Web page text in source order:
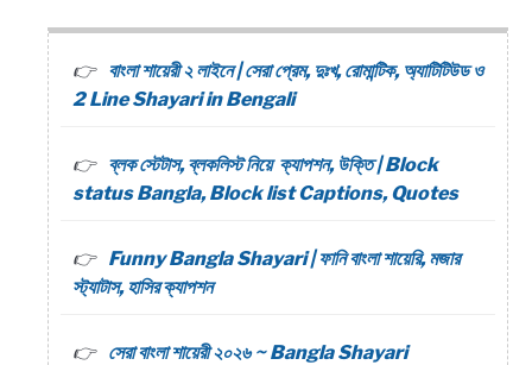
বাংলা শায়েরী ২ লাইনে | সেরা প্রেম, দুঃখ, রোমান্টিক, অ্যাটিটিউড ও
2 Line Shayari in Bengali
ব্লক স্টেটাস, ব্লকলিস্ট নিয়ে ক্যাপশন, উক্তি | Block
status Bangla, Block list Captions, Quotes
Funny Bangla Shayari | ফানি বাংলা শায়েরি, মজার
স্ট্যাটাস, হাসির ক্যাপশন
সেরা বাংলা শায়েরী ২০২৬ ~ Bangla Shayari